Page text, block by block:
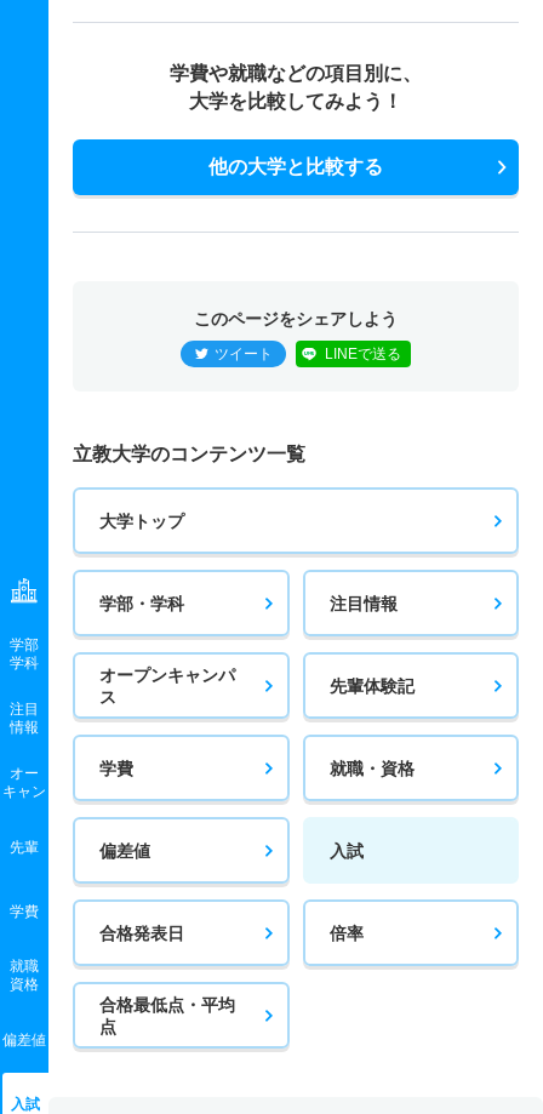
学部
学科
注目
情報
オー
キャン
先輩
学費
就職
資格
偏差値
入試
学費や就職などの項目別に、
大学を比較してみよう！
他の大学と比較する
このページをシェアしよう
ツイート LINEで送る
立教大学のコンテンツ一覧
大学トップ
学部・学科 注目情報
オープンキャンパ
ス
先輩体験記
学費 就職・資格
偏差値 入試
合格発表日 倍率
合格最低点・平均
点